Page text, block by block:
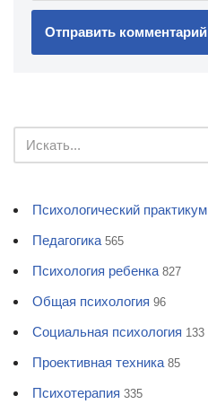
Психологический практикум
Педагогика 565
Психология ребенка 827
Общая психология 96
Социальная психология 133
Проективная техника 85
Психотерапия 335